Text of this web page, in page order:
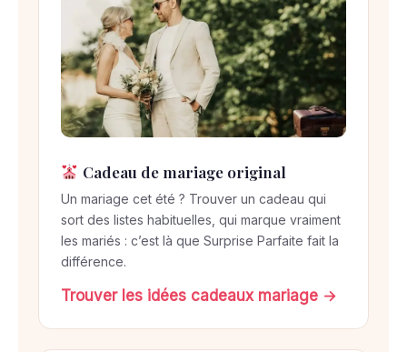
Cadeau de mariage original
Un mariage cet été ? Trouver un cadeau qui
sort des listes habituelles, qui marque vraiment
les mariés : c’est là que Surprise Parfaite fait la
différence.
Trouver les idées cadeaux mariage →